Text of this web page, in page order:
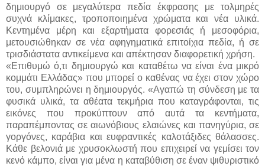
δημιουργό σε μεγαλύτερα πεδία έκφρασης με τολμηρές
συχνά κλίμακες, τροποποιημένα χρώματα και νέα υλικά.
Κεντημένα μέρη και εξαρτήματα φορεσιάς ή μεσοφόρια,
μετουσιώθηκαν σε νέα αφηγηματικά επιτοίχια πεδία, ή σε
τρισδιάστατα αντικείμενα και απέκτησαν διαφορετική χρήση.
«Επιθυμώ ό,τι δημιουργώ και καταθέτω να είναι ένα μικρό
κομμάτι Ελλάδας» που μπορεί ο καθένας να έχει στον χώρο
του, συμπληρώνει η δημιουργός. «Αγαπώ τη σύνδεση με τα
φυσικά υλικά, τα αθέατα τεκμήρια που καταγράφονται, τις
εικόνες που προκύπτουν από αυτά τα κεντήματα,
παραπέμποντας σε αιωνόβιους ελαιώνες και πανηγύρια, σε
γοργόνες, καράβια και ευφραντικές καλοτάξιδες θάλασσες.
Κάθε βελονιά με χρυσοκλωστή που επιχειρεί να γεμίσει τον
κενό κάμπο, είναι για μένα η καταβύθιση σε έναν ψιθυριστικό